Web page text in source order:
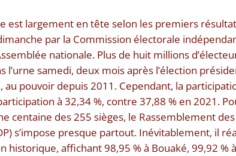
est largement en tête selon les premiers
par la Commission électorale
nationale. Plus de huit millions
samedi, deux mois après l’élection
pouvoir depuis 2011. Cependant, la
à 32,34 %, contre 37,88 % en 2021.
centaine des 255 sièges, le Rassemblement
s’impose presque partout. Inévitablement, il
historique, affichant 98,95 % à Bouaké, 99,92 %